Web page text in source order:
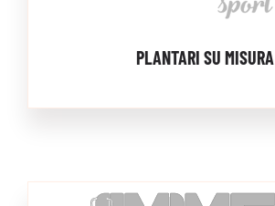
PLANTARI SU MISURA